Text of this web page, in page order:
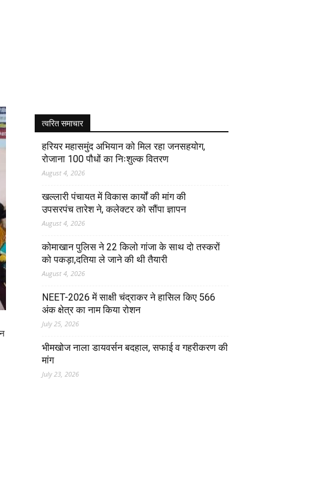
त्वरित समाचार
हरियर महासमुंद अभियान को मिल रहा जनसहयोग,
रोजाना 100 पौधों का निःशुल्क वितरण
August 4, 2026
खल्लारी पंचायत में विकास कार्यों की मांग की
उपसरपंच तारेश ने, कलेक्टर को सौंपा ज्ञापन
August 4, 2026
कोमाखान पुलिस ने 22 किलो गांजा के साथ दो तस्करों
को पकड़ा,दतिया ले जाने की थी तैयारी
August 4, 2026
NEET-2026 में साक्षी चंद्राकर ने हासिल किए 566
अंक क्षेत्र का नाम किया रोशन
July 25, 2026
भीमखोज नाला डायवर्सन बदहाल, सफाई व गहरीकरण की
मांग
July 23, 2026